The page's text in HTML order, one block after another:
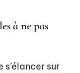
à ne pas
sur